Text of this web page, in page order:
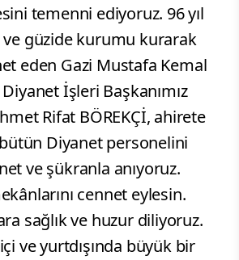
temenni ediyoruz. 96 yıl
ve güzide kurumu kurarak
eden Gazi Mustafa Kemal
Diyanet İşleri Başkanımız
Rifat BÖREKÇİ, ahirete
Diyanet personelini
ve şükranla anıyoruz.
cennet eylesin.
sağlık ve huzur diliyoruz.
ve yurtdışında büyük bir